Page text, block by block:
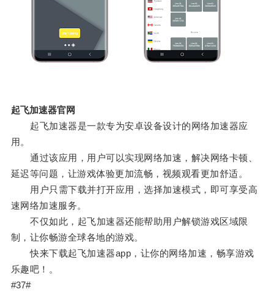
起飞加速器官网
起飞加速器是一款专为安卓设备设计的网络加速器应
用。
通过该应用，用户可以实现网络加速，解决网络卡顿、
延迟等问题，让游戏体验更加流畅，视频观看更加舒适。
用户只需下载并打开应用，选择加速模式，即可享受高
速网络加速服务。
不仅如此，起飞加速器还能帮助用户解锁游戏区域限
制，让你畅游全球各地的游戏。
快来下载起飞加速器app，让你的网络加速，畅享游戏
乐趣吧！。
#37#